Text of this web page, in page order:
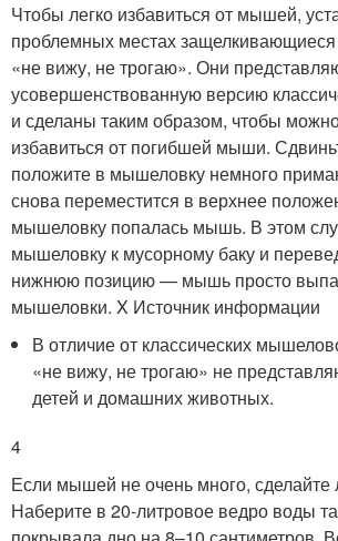
Чтобы легко избавиться от мышей,
проблемных местах
«не вижу, не трогаю». Они
усовершенствованную версию
и сделаны таким образом, чтобы
избавиться от погибшей мыши.
положите в мышеловку немного
снова переместится в верхнее
мышеловку попалась мышь. В этом
мышеловку к мусорному баку и
нижнюю позицию — мышь просто
мышеловки. X Источник информации
В отличие от классических
«не вижу, не трогаю» не
детей и домашних животных.
4
Если мышей не очень много, сделайте
Наберите в 20-литровое ведро воды